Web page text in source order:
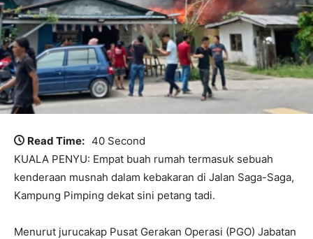
Read Time: 40 Second
KUALA PENYU: Empat buah rumah termasuk sebuah
kenderaan musnah dalam kebakaran di Jalan Saga-Saga,
Kampung Pimping dekat sini petang tadi.
Menurut jurucakap Pusat Gerakan Operasi (PGO) Jabatan